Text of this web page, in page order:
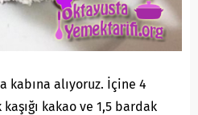
kabına alıyoruz. İçine 4
kakao ve 1,5 bardak